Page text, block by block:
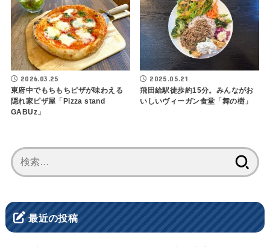
2026.03.25
東府中でもちもちピザが味わえる
隠れ家ピザ屋「Pizza stand
GABUz」
2025.05.21
飛田給駅徒歩約15分。みんながお
いしいヴィーガン食堂「舞の樹」
索:
最近の投稿